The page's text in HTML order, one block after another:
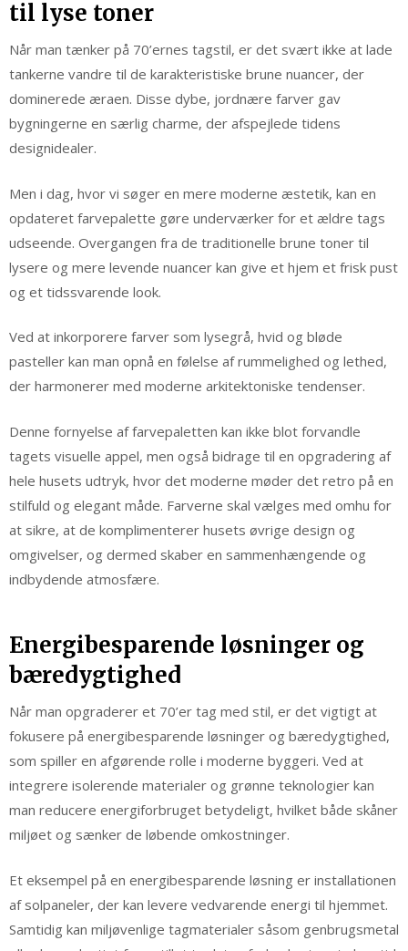
til lyse toner
Når man tænker på 70’ernes tagstil, er det svært ikke at lade
tankerne vandre til de karakteristiske brune nuancer, der
dominerede æraen. Disse dybe, jordnære farver gav
bygningerne en særlig charme, der afspejlede tidens
designidealer.
Men i dag, hvor vi søger en mere moderne æstetik, kan en
opdateret farvepalette gøre underværker for et ældre tags
udseende. Overgangen fra de traditionelle brune toner til
lysere og mere levende nuancer kan give et hjem et frisk pust
og et tidssvarende look.
Ved at inkorporere farver som lysegrå, hvid og bløde
pasteller kan man opnå en følelse af rummelighed og lethed,
der harmonerer med moderne arkitektoniske tendenser.
Denne fornyelse af farvepaletten kan ikke blot forvandle
tagets visuelle appel, men også bidrage til en opgradering af
hele husets udtryk, hvor det moderne møder det retro på en
stilfuld og elegant måde. Farverne skal vælges med omhu for
at sikre, at de komplimenterer husets øvrige design og
omgivelser, og dermed skaber en sammenhængende og
indbydende atmosfære.
Energibesparende løsninger og
bæredygtighed
Når man opgraderer et 70’er tag med stil, er det vigtigt at
fokusere på energibesparende løsninger og bæredygtighed,
som spiller en afgørende rolle i moderne byggeri. Ved at
integrere isolerende materialer og grønne teknologier kan
man reducere energiforbruget betydeligt, hvilket både skåner
miljøet og sænker de løbende omkostninger.
Et eksempel på en energibesparende løsning er installationen
af solpaneler, der kan levere vedvarende energi til hjemmet.
Samtidig kan miljøvenlige tagmaterialer såsom genbrugsmetal